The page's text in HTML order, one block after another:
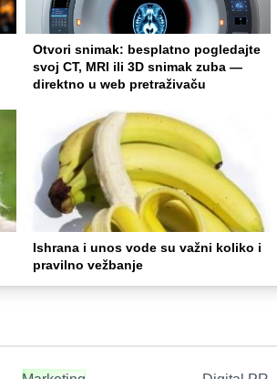
Otvori snimak: besplatno pogledajte
svoj CT, MRI ili 3D snimak zuba —
direktno u web pretraživaču
Ishrana i unos vode su važni koliko i
pravilno vežbanje